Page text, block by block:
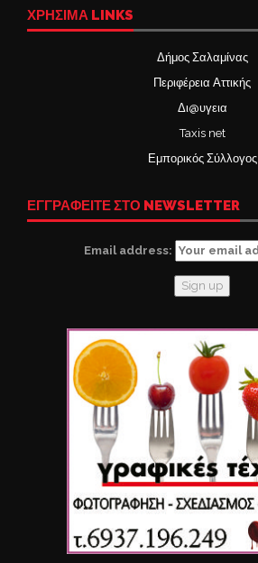
ΧΡΉΣΙΜΑ LINKS
Δήμος Σαλαμίνας
Περιφέρεια Αττικής
Δι@υγεια
Taxis net
Εμπορικός Σύλλογος
ΕΓΓΡΑΦΕΙΤΕ ΣΤΟ NEWSLETTER
Email address: